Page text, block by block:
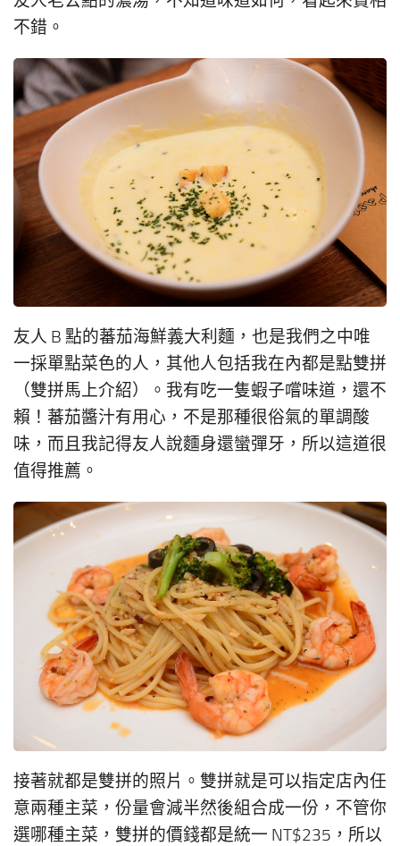
不錯。
友人 B 點的蕃茄海鮮義大利麵，也是我們之中唯
一採單點菜色的人，其他人包括我在內都是點雙拼
（雙拼馬上介紹）。我有吃一隻蝦子嚐味道，還不
賴！蕃茄醬汁有用心，不是那種很俗氣的單調酸
味，而且我記得友人說麵身還蠻彈牙，所以這道很
值得推薦。
接著就都是雙拼的照片。雙拼就是可以指定店內任
意兩種主菜，份量會減半然後組合成一份，不管你
選哪種主菜，雙拼的價錢都是統一 NT$235，所以